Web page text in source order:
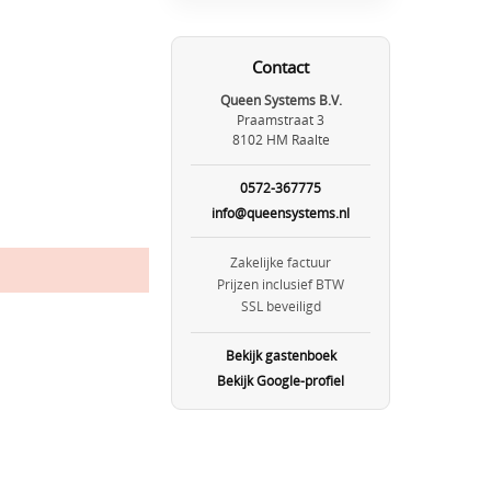
Contact
Queen Systems B.V.
Praamstraat 3
8102 HM Raalte
0572-367775
info@queensystems.nl
Zakelijke factuur
Prijzen inclusief BTW
SSL beveiligd
Bekijk gastenboek
Bekijk Google-profiel